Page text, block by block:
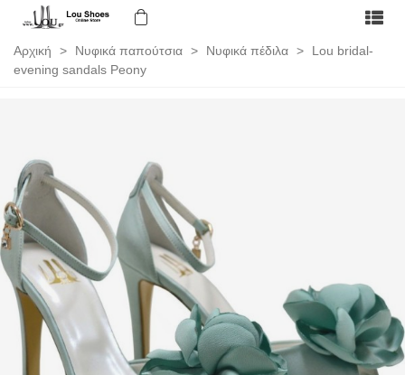
Αρχική > Νυφικά παπούτσια > Νυφικά πέδιλα >
Lou bridal-
evening sandals Peony